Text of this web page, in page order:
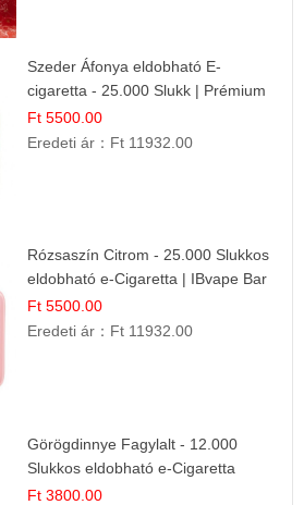
Szeder Áfonya eldobható E-
cigaretta - 25.000 Slukk | Prémium
Gyümölcs Íz
Ft 5500.00
Eredeti ár： Ft 11932.00
Rózsaszín Citrom - 25.000 Slukkos
eldobható e-Cigaretta | IBvape Bar
Ft 5500.00
Eredeti ár： Ft 11932.00
Görögdinnye Fagylalt - 12.000
Slukkos eldobható e-Cigaretta
Ft 3800.00